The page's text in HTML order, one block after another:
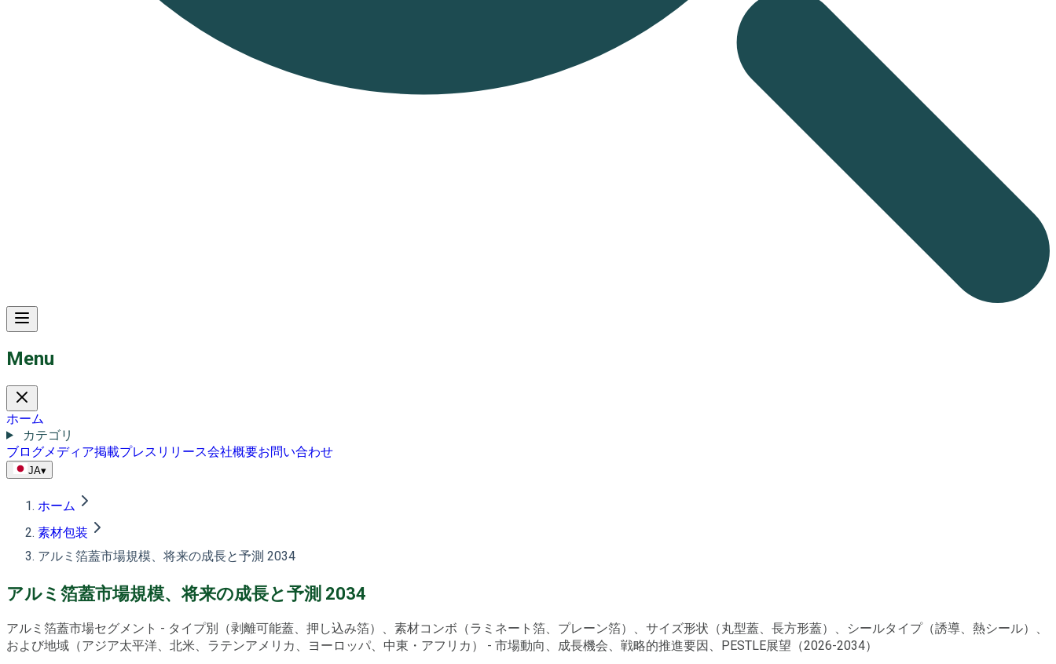
Menu
ホーム
カテゴリ
ブログメディア掲載プレスリリース会社概要お問い合わせ
JA▾
ホーム
素材包装
アルミ箔蓋市場規模、将来の成長と予測 2034
アルミ箔蓋市場規模、将来の成長と予測 2034
アルミ箔蓋市場セグメント - タイプ別（剥離可能蓋、押し込み箔）、素材コンボ（ラミネート箔、プレーン箔）、サイズ形状（丸型蓋、長方形蓋）、シールタイプ（誘導、熱シール）、
および地域（アジア太平洋、北米、ラテンアメリカ、ヨーロッパ、中東・アフリカ） - 市場動向、成長機会、戦略的推進要因、PESTLE展望（2026-2034）